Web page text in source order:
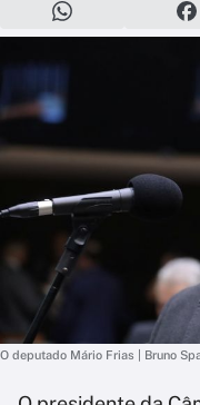
O deputado Mário Frias | Bruno